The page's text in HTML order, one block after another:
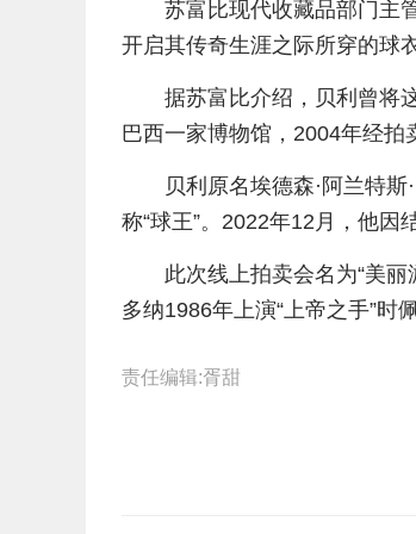
苏富比现代收藏品部门主
开启其传奇生涯之际所穿的球衣
据苏富比介绍，贝利曾将
巴西一家博物馆，2004年经拍
贝利原名埃德森·阿兰特
称“球王”。2022年12月，他因
此次线上拍卖会名为“美
多纳1986年上演“上帝之手”时
责任编辑:胥甜